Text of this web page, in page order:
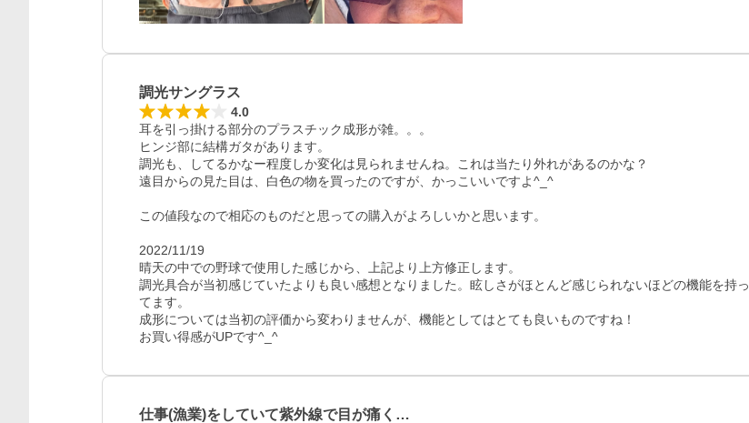
調光サングラス
4.0
耳を引っ掛ける部分のプラスチック成形が雑。。。
ヒンジ部に結構ガタがあります。
調光も、してるかなー程度しか変化は見られませんね。これは当たり外れがあるのかな？
遠目からの見た目は、白色の物を買ったのですが、かっこいいですよ^_^
この値段なので相応のものだと思っての購入がよろしいかと思います。
2022/11/19
晴天の中での野球で使用した感じから、上記より上方修正します。
調光具合が当初感じていたよりも良い感想となりました。眩しさがほとんど感じられないほどの機能を持っ
てます。
成形については当初の評価から変わりませんが、機能としてはとても良いものですね！
お買い得感がUPです^_^
仕事(漁業)をしていて紫外線で目が痛く…